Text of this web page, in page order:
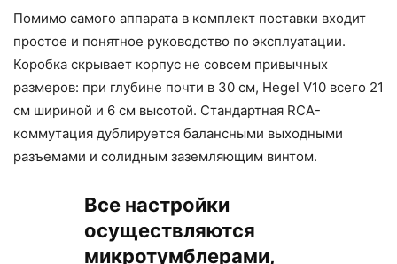
Помимо самого аппарата в комплект поставки входит
простое и понятное руководство по эксплуатации.
Коробка скрывает корпус не совсем привычных
размеров: при глубине почти в 30 см, Hegel V10 всего 21
см шириной и 6 см высотой. Стандартная RCA-
коммутация дублируется балансными выходными
разъемами и солидным заземляющим винтом.
Все настройки
осуществляются
микротумблерами,